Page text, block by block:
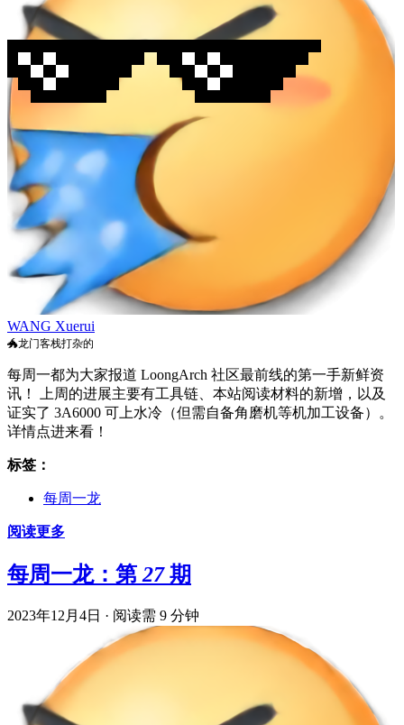
WANG Xuerui
🐲龙门客栈打杂的
每周一都为大家报道 LoongArch 社区最前线的第一手新鲜资
讯！ 上周的进展主要有工具链、本站阅读材料的新增，以及
证实了 3A6000 可上水冷（但需自备角磨机等机加工设备）。
详情点进来看！
标签：
每周一龙
阅读更多
每周一龙：第 27 期
2023年12月4日 · 阅读需 9 分钟